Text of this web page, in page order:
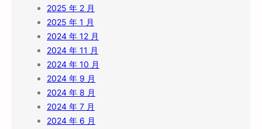
2025 年 2 月
2025 年 1 月
2024 年 12 月
2024 年 11 月
2024 年 10 月
2024 年 9 月
2024 年 8 月
2024 年 7 月
2024 年 6 月